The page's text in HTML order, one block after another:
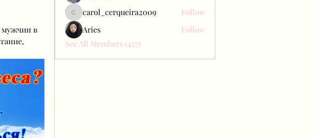
мужчин в
carol_cerqueira2009
carol_cerqueira2009
Follow
Aries
Follow
See All Members (457)